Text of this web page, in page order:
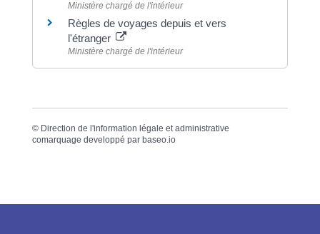
Ministère chargé de l'intérieur
Règles de voyages depuis et vers
l'étranger
Ministère chargé de l'intérieur
© Direction de l'information légale et administrative
comarquage developpé par baseo.io